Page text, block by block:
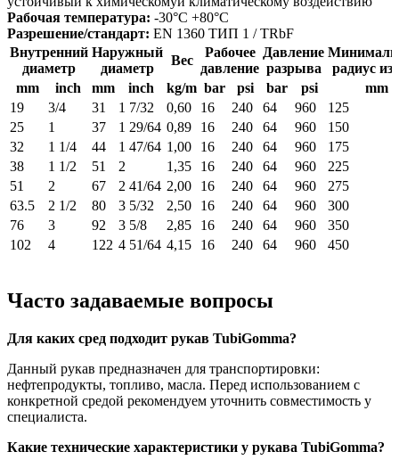
Рабочая температура: -30°C +80°C
Разрешение/стандарт: EN 1360 ТИП 1 / TRbF
Внутренний
диаметр
Наружный
диаметр
Вес
Рабочее
давление
Давление
разрыва
радиус
mm
inch mm inch kg/m bar psi bar psi
mm
19
3/4 31 1 7/32 0,60 16 240 64 960
125
25
1 37 1 29/64 0,89 16 240 64 960
150
32
1 1/4 44 1 47/64 1,00 16 240 64 960
175
38
1 1/2 51 2 1,35 16 240 64 960
225
51
2 67 2 41/64 2,00 16 240 64 960
275
63.5
2 1/2 80 3 5/32 2,50 16 240 64 960
300
76
3 92 3 5/8 2,85 16 240 64 960
350
102
4 122 4 51/64 4,15 16 240 64 960 450
Часто задаваемые вопросы
Для каких сред подходит рукав TubiGomma?
Данный рукав предназначен для транспортировки:
нефтепродукты, топливо, масла. Перед использованием с
конкретной средой рекомендуем уточнить совместимость у
специалиста.
Какие технические характеристики у рукава TubiGomma?